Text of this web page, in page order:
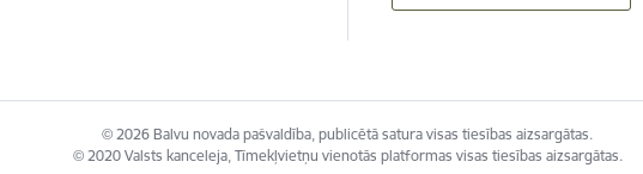
© 2026 Balvu novada pašvaldība, publicētā satura visas tiesības aizsargātas.
© 2020 Valsts kanceleja, Tīmekļvietņu vienotās platformas visas tiesības aizsargātas.